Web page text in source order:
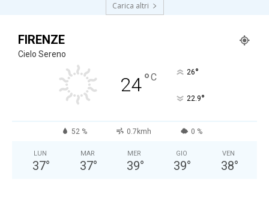
Carica altri
FIRENZE
Cielo Sereno
24°C 26°
22.9°
52 % 0.7kmh 0 %
LUN
37°
MAR
37°
MER
39°
GIO
39°
VEN
38°